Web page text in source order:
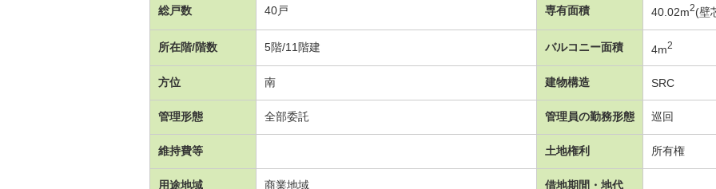
総戸数 40戸 専有面積 40.02m2(壁
所在階/階数 5階/11階建 バルコニー面積 4m2
方位 南 建物構造 SRC
管理形態 全部委託 管理員の勤務形態 巡回
維持費等 土地権利 所有権
用途地域 商業地域 借地期間・地代